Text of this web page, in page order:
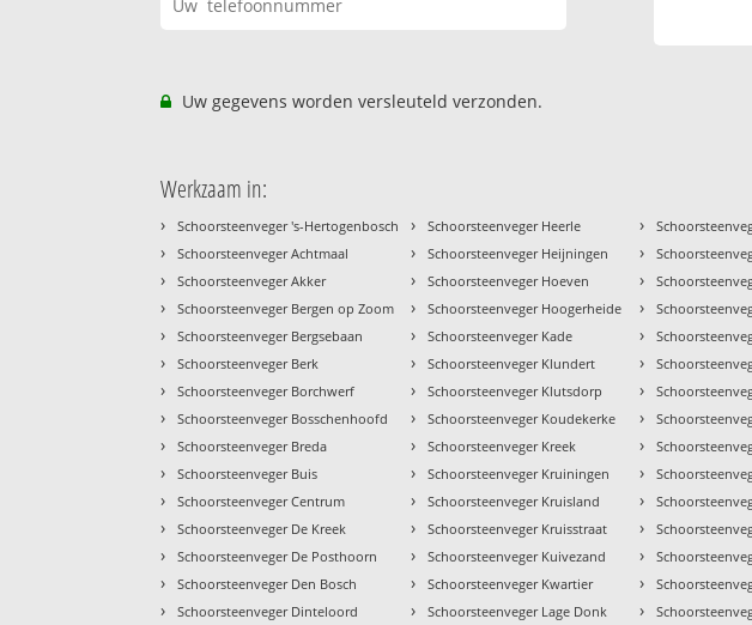
Uw gegevens worden versleuteld verzonden.
Werkzaam in:
› Schoorsteenveger 's-Hertogenbosch
› Schoorsteenveger Achtmaal
› Schoorsteenveger Akker
› Schoorsteenveger Bergen op Zoom
› Schoorsteenveger Bergsebaan
› Schoorsteenveger Berk
› Schoorsteenveger Borchwerf
› Schoorsteenveger Bosschenhoofd
› Schoorsteenveger Breda
› Schoorsteenveger Buis
› Schoorsteenveger Centrum
› Schoorsteenveger De Kreek
› Schoorsteenveger De Posthoorn
› Schoorsteenveger Den Bosch
› Schoorsteenveger Dinteloord
› Schoorsteenveger Heerle
› Schoorsteenveger Heijningen
› Schoorsteenveger Hoeven
› Schoorsteenveger Hoogerheide
› Schoorsteenveger Kade
› Schoorsteenveger Klundert
› Schoorsteenveger Klutsdorp
› Schoorsteenveger Koudekerke
› Schoorsteenveger Kreek
› Schoorsteenveger Kruiningen
› Schoorsteenveger Kruisland
› Schoorsteenveger Kruisstraat
› Schoorsteenveger Kuivezand
› Schoorsteenveger Kwartier
› Schoorsteenveger Lage Donk
›
›
›
›
›
›
›
›
›
›
›
›
›
›
›